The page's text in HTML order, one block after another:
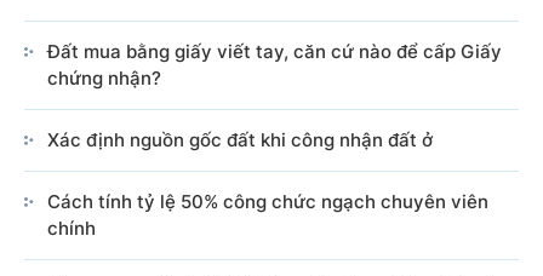
Đất mua bằng giấy viết tay, căn cứ nào để cấp Giấy
chứng nhận?
Xác định nguồn gốc đất khi công nhận đất ở
Cách tính tỷ lệ 50% công chức ngạch chuyên viên
chính